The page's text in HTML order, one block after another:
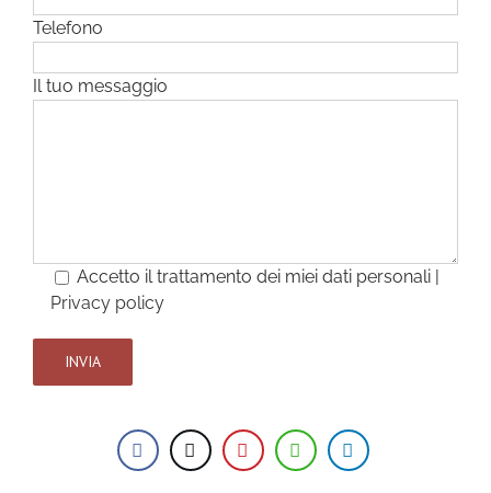
Telefono
Il tuo messaggio
Accetto il trattamento dei miei dati personali |
Privacy policy